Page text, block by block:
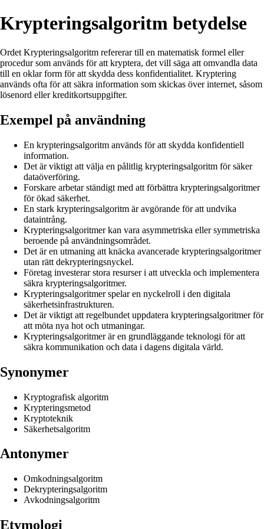
Krypteringsalgoritm betydelse
Ordet Krypteringsalgoritm refererar till en matematisk formel eller
procedur som används för att kryptera, det vill säga att omvandla data
till en oklar form för att skydda dess konfidentialitet. Kryptering
används ofta för att säkra information som skickas över internet, såsom
lösenord eller kreditkortsuppgifter.
Exempel på användning
En krypteringsalgoritm används för att skydda konfidentiell
information.
Det är viktigt att välja en pålitlig krypteringsalgoritm för säker
dataöverföring.
Forskare arbetar ständigt med att förbättra krypteringsalgoritmer
för ökad säkerhet.
En stark krypteringsalgoritm är avgörande för att undvika
dataintrång.
Krypteringsalgoritmer kan vara asymmetriska eller symmetriska
beroende på användningsområdet.
Det är en utmaning att knäcka avancerade krypteringsalgoritmer
utan rätt dekrypteringsnyckel.
Företag investerar stora resurser i att utveckla och implementera
säkra krypteringsalgoritmer.
Krypteringsalgoritmer spelar en nyckelroll i den digitala
säkerhetsinfrastrukturen.
Det är viktigt att regelbundet uppdatera krypteringsalgoritmer för
att möta nya hot och utmaningar.
Krypteringsalgoritmer är en grundläggande teknologi för att
säkra kommunikation och data i dagens digitala värld.
Synonymer
Kryptografisk algoritm
Krypteringsmetod
Kryptoteknik
Säkerhetsalgoritm
Antonymer
Omkodningsalgoritm
Dekrypteringsalgoritm
Avkodningsalgoritm
Etymologi